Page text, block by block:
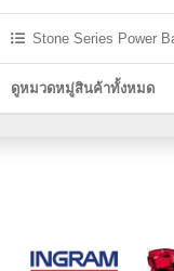
Stone Series Power
ดูหมวดหมู่สินค้าทั้งหมด